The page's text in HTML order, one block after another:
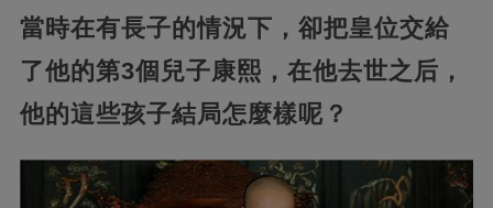
當時在有長子的情況下，卻把皇位交給
了他的第3個兒子康熙，在他去世之后，
他的這些孩子結局怎麼樣呢？